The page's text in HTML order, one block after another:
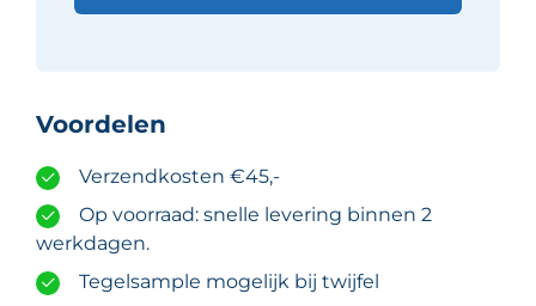
Voordelen
Verzendkosten €45,-
Op voorraad: snelle levering binnen 2
werkdagen.
Tegelsample mogelijk bij twijfel